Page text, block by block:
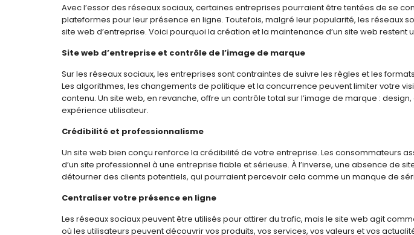
Avec l’essor des réseaux sociaux, certaines entreprises pourraient être tentées de se
plateformes pour leur présence en ligne. Toutefois, malgré leur popularité, les réseaux
site web d’entreprise. Voici pourquoi la création et la maintenance d’un site web restent
Site web d’entreprise et contrôle de l’image de marque
Sur les réseaux sociaux, les entreprises sont contraintes de suivre les règles et les
Les algorithmes, les changements de politique et la concurrence peuvent limiter votre
contenu. Un site web, en revanche, offre un contrôle total sur l’image de marque :
expérience utilisateur.
Crédibilité et professionnalisme
Un site web bien conçu renforce la crédibilité de votre entreprise. Les consommateurs
d’un site professionnel à une entreprise fiable et sérieuse. À l’inverse, une absence de
détourner des clients potentiels, qui pourraient percevoir cela comme un manque de
Centraliser votre présence en ligne
Les réseaux sociaux peuvent être utilisés pour attirer du trafic, mais le site web agit
où les utilisateurs peuvent découvrir vos produits, vos services, vos valeurs et vos